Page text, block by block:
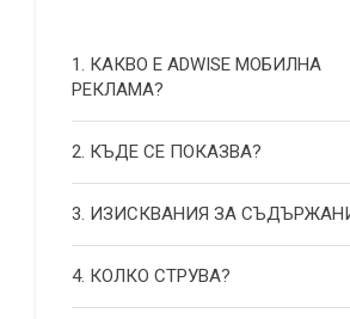
1. КАКВО Е ADWISE МОБИЛНА
РЕКЛАМА?
2. КЪДЕ СЕ ПОКАЗВА?
3. ИЗИСКВАНИЯ ЗА
4. КОЛКО СТРУВА?